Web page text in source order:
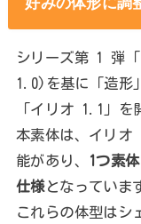
シリーズ第 1 弾
1.0)を基に「造形
「イリオ 1.1」を
本素体は、イリオ
能があり、
1つ素
仕様となっていま
これらの体型はシ